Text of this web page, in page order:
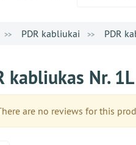
PDR kabliukai PDR
kabliukas Nr.
are no reviews for this